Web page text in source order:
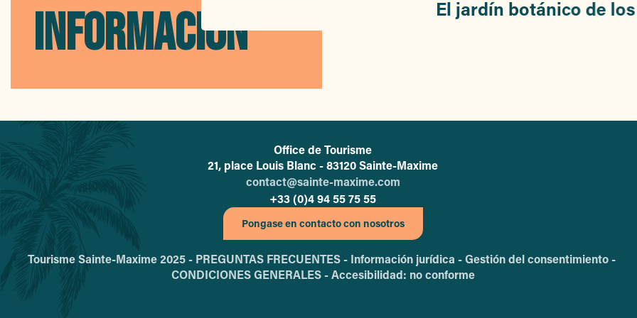
Hôtel Le Revest
VVF / VTF - Domaine du Golfe de Saint-Tropez
Hôtel Les Palmiers
INFORMACIÓN
El jardín botánico de
L'office de tourisme de Sainte-Maxime
Office de Tourisme
21, place Louis Blanc - 83120 Sainte-Maxime
contact@sainte-maxime.com
+33 (0)4 94 55 75 55
Pongase en contacto con nosotros
Tourisme Sainte-Maxime 2025 - PREGUNTAS FRECUENTES - Información jurídica -Gestión del consentimiento -
CONDICIONES GENERALES -Accesibilidad: no conforme